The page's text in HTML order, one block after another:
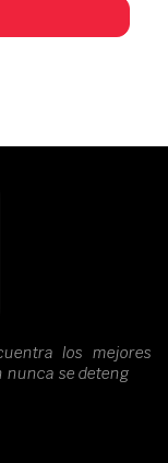
los mejores
nunca se deteng